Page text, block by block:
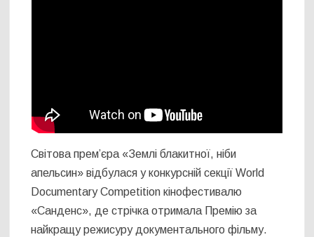
Світова прем’єра «Землі блакитної, ніби
апельсин» відбулася у конкурсній секції World
Documentary Competition кінофестивалю
«Санденс», де стрічка отримала Премію за
найкращу режисуру документального фільму.